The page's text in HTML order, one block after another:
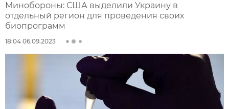
Минобороны: США выделили Украину в
отдельный регион для проведения своих
биопрограмм
18:04 06.09.2023